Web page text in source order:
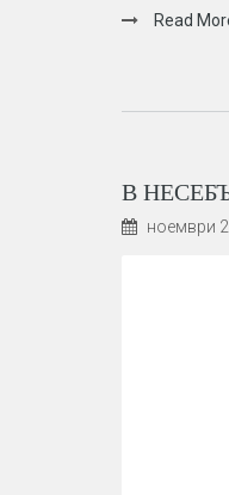
Read
В
ноември